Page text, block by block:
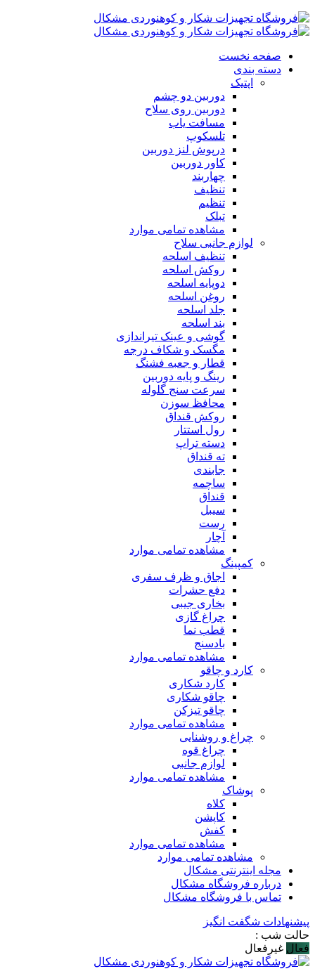
صفحه نخست
دسته بندی
اپتیک
دوربین دو چشم
دوربین روی سلاح
مسافت یاب
تلسکوپ
درپوش لنز دوربین
کاور دوربین
چهاربند
تنظیف
تنظیم
تبلک
مشاهده تمامی موارد
لوازم جانبی سلاح
تنظیف اسلحه
روکش اسلحه
دوپایه اسلحه
روغن اسلحه
جلد اسلحه
بند اسلحه
گوشی و عینک تیراندازی
مگسک و شکاف درجه
قطار و جعبه فشنگ
رینگ و پایه دوربین
سرعت سنج گلوله
محافظ سوزن
روکش قنداق
رول استتار
دسته تراپ
ته قنداق
جابندی
ساچمه
قنداق
سیبل
رست
آچار
مشاهده تمامی موارد
کمپینگ
اجاق و ظرف سفری
دفع حشرات
بخاری جیبی
چراغ گازی
قطب نما
بادسنج
مشاهده تمامی موارد
کارد و چاقو
کارد شکاری
چاقو شکاری
چاقو تیزکن
مشاهده تمامی موارد
چراغ و روشنایی
چراغ قوه
لوازم جانبی
مشاهده تمامی موارد
پوشاک
کلاه
کاپشن
کفش
مشاهده تمامی موارد
مشاهده تمامی موارد
مجله اینترنتی مشکال
درباره فروشگاه مشکال
تماس با فروشگاه مشکال
پیشنهادات شگفت انگیز
حالت شب :
فعال غیرفعال